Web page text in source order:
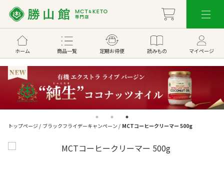
ホーム 商品一覧 定期お得便 読みもの マイページ
トップページ / ブラックフライデーキャンペーン / MCTコーヒークリーマー 500g